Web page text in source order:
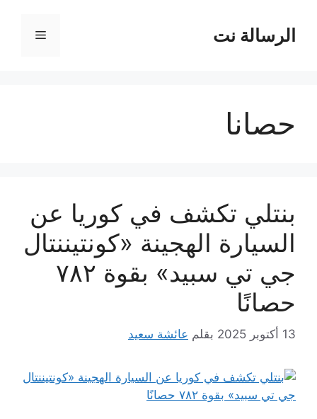
المحتوىالرسالة نت القائمة
حصانا
بنتلي تكشف في كوريا عن
السيارة الهجينة «كونتيننتال
جي تي سبيد» بقوة ٧٨٢
حصانًا
13 أكتوبر 2025 بقلم عائشة سعيد